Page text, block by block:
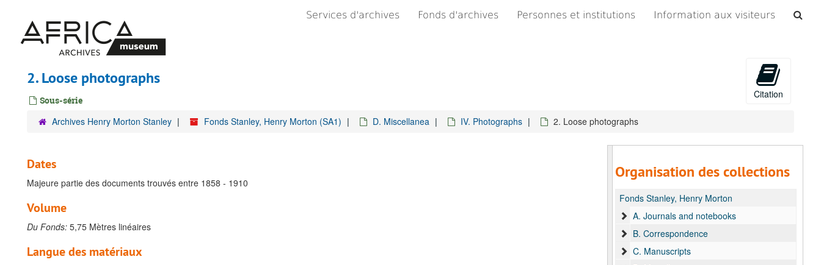
contenu
principal
Services d'archives Fonds d'archives Personnes et institutions Information aux visiteurs
2. Loose photographs
Sous-série
Citation
Archives Henry Morton Stanley Fonds Stanley, Henry Morton (SA1) D. Miscellanea IV. Photographs 2. Loose photographs
Dates
Majeure partie des documents trouvés entre 1858 - 1910
Volume
Du Fonds: 5,75 Mètres linéaires
Langue des matériaux
Organisation des collections
Fonds Stanley, Henry Morton
A. Journals and notebooks
B. Correspondence
C. Manuscripts